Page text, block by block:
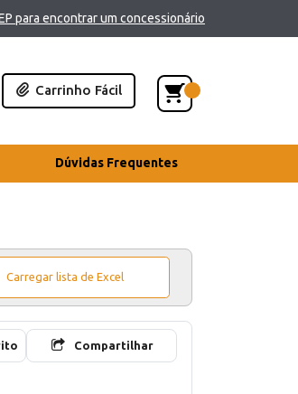
para encontrar um concessionário
Carrinho Fácil
Dúvidas Frequentes
Carregar lista de Excel
Compartilhar